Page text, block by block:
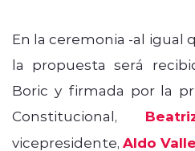
En la ceremonia -al igual
la propuesta será
Boric y firmada por la
Constitucional,
vicepresidente, Aldo Valle